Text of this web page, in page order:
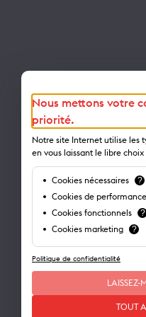
Contact
Lausanne
1001 Lausanne –
info@lausanne-
+41 21 613 73 73
Nous mettons votre
priorité.
Notre site Internet utilise les
en vous laissant le libre
Cookies nécessaires ?
Cookies de performance
Cookies fonctionnels ?
Cookies marketing ?
Politique de confidentialité
LAISSEZ-
TOUT